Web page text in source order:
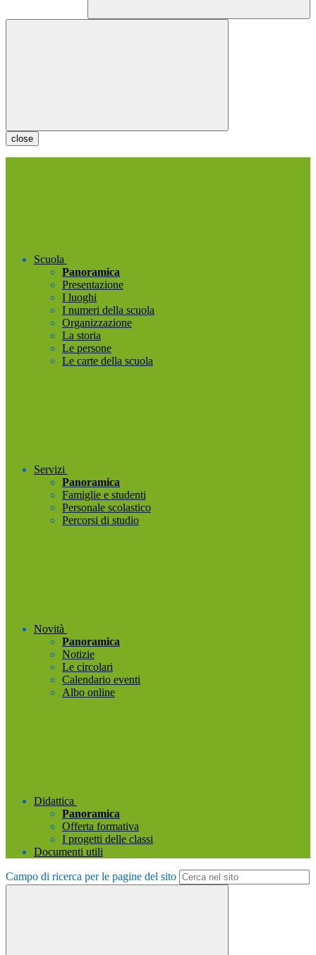
close
Scuola
Panoramica
Presentazione
I luoghi
I numeri della scuola
Organizzazione
La storia
Le persone
Le carte della scuola
Servizi
Panoramica
Famiglie e studenti
Personale scolastico
Percorsi di studio
Novità
Panoramica
Notizie
Le circolari
Calendario eventi
Albo online
Didattica
Panoramica
Offerta formativa
I progetti delle classi
Documenti utili
Campo di ricerca per le pagine del sito